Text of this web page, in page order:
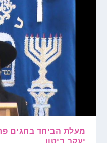
מעלת הביחד בחגים
יעקב ביטון